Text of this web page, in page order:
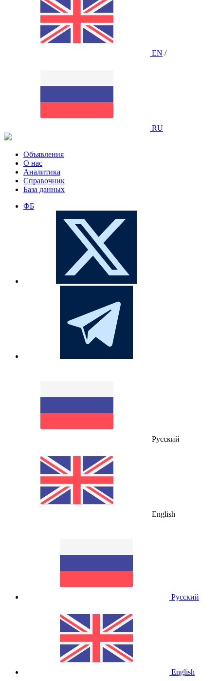
EN /
RU
Объявления
О нас
Аналитика
Справочник
База данных
ФБ
Русский
English
Русский
English